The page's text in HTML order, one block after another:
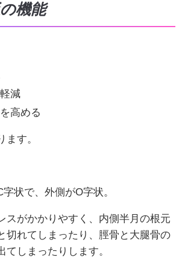
機能
減
高める
ます。
状で、外側がO字状。
スがかかりやすく、内側半月の根元
切れてしまったり、脛骨と大腿骨の
てしまったりします。